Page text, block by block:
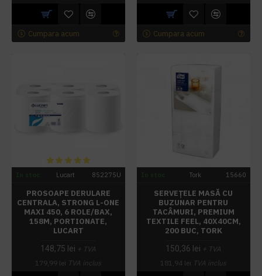
Cumpara acum Cumpara acum
Lucart 852275U
PROSOAPE DERULARE
CENTRALA, STRONG L-ONE
MAXI 450, 6 ROLE/BAX,
158M, PORTIONATE,
LUCART
148,75 lei + TVA
179,99 lei TVA inclus
Tork 15660
SERVEȚELE MASĂ CU
BUZUNAR PENTRU
TACÂMURI, PREMIUM
TEXTILE FEEL, 40X40CM,
200 BUC, TORK
150,36 lei + TVA
181,94 lei TVA inclus